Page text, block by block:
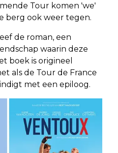
Tour komen 'we'
berg ook weer tegen.
de roman, een
waarin deze
boek is origineel
als de Tour de France
met een epiloog.